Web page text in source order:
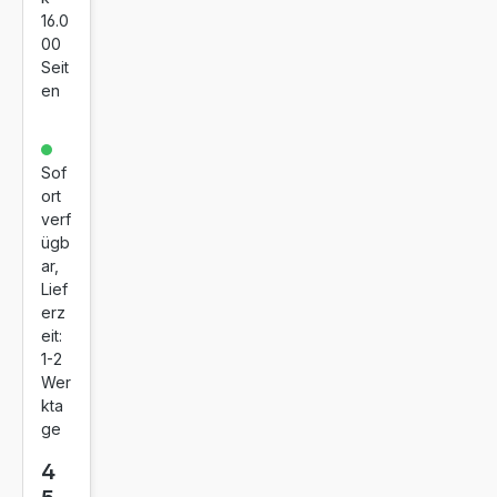
bel
für
Sa
ms
g
ML
T-
R4
06
16.0
00
Seit
en
Sof
ort
verf
ügb
ar,
Lief
erz
eit:
1-2
Wer
kta
ge
4